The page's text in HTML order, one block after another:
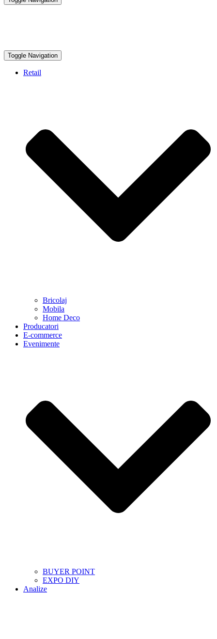
Toggle Navigation
Retail
Bricolaj
Mobila
Home Deco
Producatori
E-commerce
Evenimente
BUYER POINT
EXPO DIY
Analize